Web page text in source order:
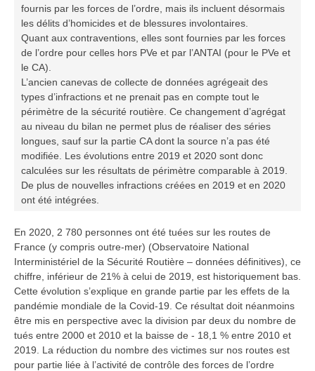
fournis par les forces de l’ordre, mais ils incluent désormais
les délits d’homicides et de blessures involontaires.
Quant aux contraventions, elles sont fournies par les forces
de l’ordre pour celles hors PVe et par l’ANTAI (pour le PVe et
le CA).
L’ancien canevas de collecte de données agrégeait des
types d’infractions et ne prenait pas en compte tout le
périmètre de la sécurité routière. Ce changement d’agrégat
au niveau du bilan ne permet plus de réaliser des séries
longues, sauf sur la partie CA dont la source n’a pas été
modifiée. Les évolutions entre 2019 et 2020 sont donc
calculées sur les résultats de périmètre comparable à 2019.
De plus de nouvelles infractions créées en 2019 et en 2020
ont été intégrées.
En 2020, 2 780 personnes ont été tuées sur les routes de
France (y compris outre-mer) (Observatoire National
Interministériel de la Sécurité Routière – données définitives), ce
chiffre, inférieur de 21% à celui de 2019, est historiquement bas.
Cette évolution s’explique en grande partie par les effets de la
pandémie mondiale de la Covid-19. Ce résultat doit néanmoins
être mis en perspective avec la division par deux du nombre de
tués entre 2000 et 2010 et la baisse de - 18,1 % entre 2010 et
2019. La réduction du nombre des victimes sur nos routes est
pour partie liée à l’activité de contrôle des forces de l’ordre